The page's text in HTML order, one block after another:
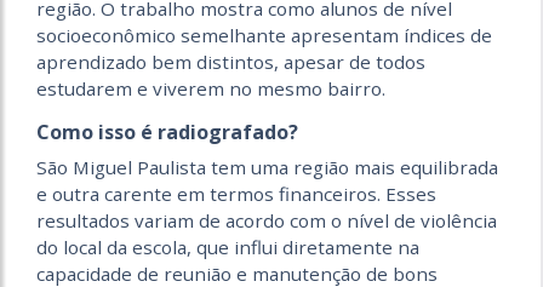
região. O trabalho mostra como alunos de nível
socioeconômico semelhante apresentam índices de
aprendizado bem distintos, apesar de todos
estudarem e viverem no mesmo bairro.
Como isso é radiografado?
São Miguel Paulista tem uma região mais equilibrada
e outra carente em termos financeiros. Esses
resultados variam de acordo com o nível de violência
do local da escola, que influi diretamente na
capacidade de reunião e manutenção de bons